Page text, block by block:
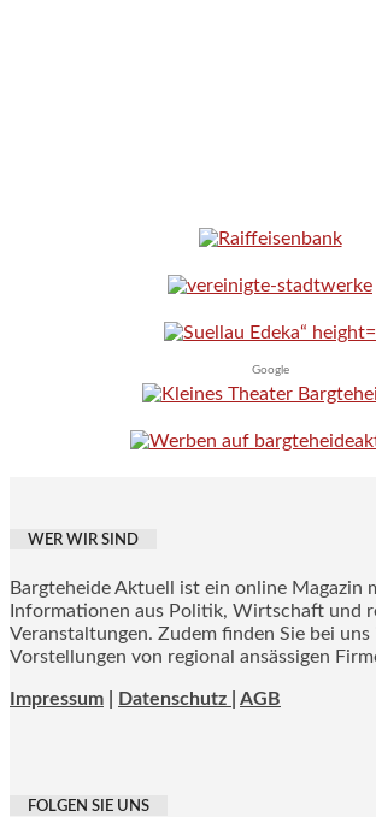
Google
WER WIR SIND
Bargteheide Aktuell ist ein online Magazin
Informationen aus Politik, Wirtschaft und
Veranstaltungen. Zudem finden Sie bei
Vorstellungen von regional ansässigen
Impressum Datenschutz | AGB
FOLGEN SIE UNS